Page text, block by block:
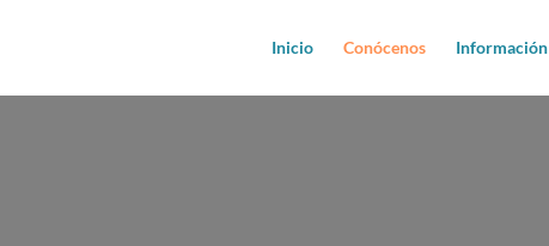
Inicio Conócenos Información